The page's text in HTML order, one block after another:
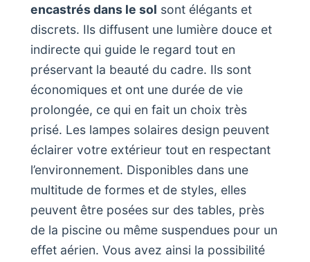
encastrés dans le sol sont élégants et
discrets. Ils diffusent une lumière douce et
indirecte qui guide le regard tout en
préservant la beauté du cadre. Ils sont
économiques et ont une durée de vie
prolongée, ce qui en fait un choix très
prisé. Les lampes solaires design peuvent
éclairer votre extérieur tout en respectant
l’environnement. Disponibles dans une
multitude de formes et de styles, elles
peuvent être posées sur des tables, près
de la piscine ou même suspendues pour un
effet aérien. Vous avez ainsi la possibilité